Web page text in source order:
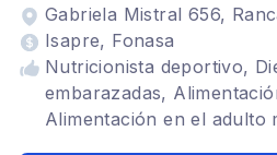
Gabriela Mistral 656,
Isapre, Fonasa
Nutricionista deportivo,
embarazadas,
Alimentación en el adulto